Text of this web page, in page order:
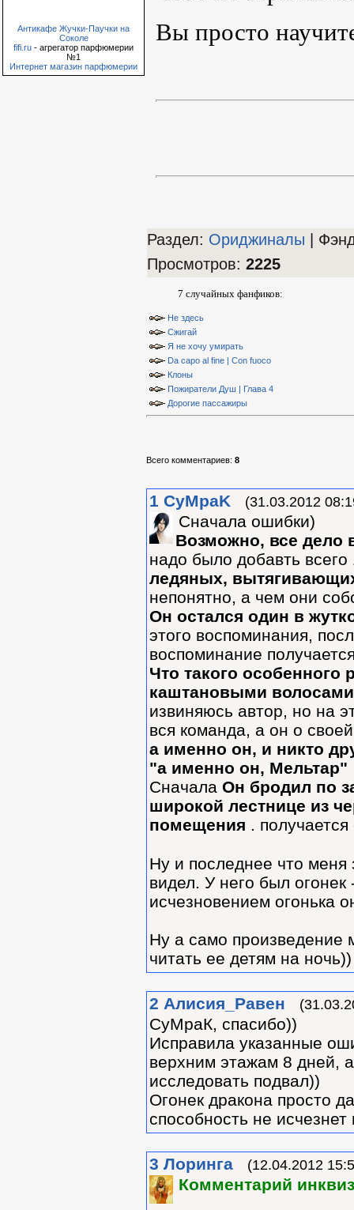
Антикафе Жучки-Паучки на
Соколе
fifi.ru - агрегатор парфюмерии
№1
Интернет магазин парфюмерии
Вы просто
Раздел: Ориджиналы |
Просмотров: 2225
7 случайных фанфиков:
Не здесь
Сжигай
Я не хочу умирать
Da capo al fine | Con fuoco
Клоны
Пожиратели Душ | Глава 4
Дорогие пассажиры
Всего комментариев: 8
1 CyMpaK (31.03.2012
Сначала ошибки)
Возможно, все дело
надо было добавть всего
ледяных,
непонятно, а чем они
Он остался один в
этого воспоминания,
воспоминание
Что такого
каштановыми
извиняюсь автор, но на
вся команда, а он о
а именно он, и никто
"а именно он, Мельтар"
Сначала Он бродил по
широкой лестнице из
помещения .
Ну и последнее что меня
видел. У него был
исчезновением огонька
Ну а само произведение
читать ее детям на ночь))
2 Алиcия_Равен
СуМраК, спасибо))
Исправила указанные
верхним этажам 8 дней,
исследовать подвал))
Огонек дракона просто
способность не исчезнет
3 Лоринга (12.04.2012
Комментарий